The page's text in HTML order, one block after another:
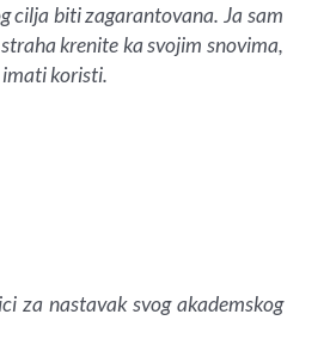
cilja biti zagarantovana. Ja sam
krenite ka svojim snovima,
imati koristi.
za nastavak svog akademskog